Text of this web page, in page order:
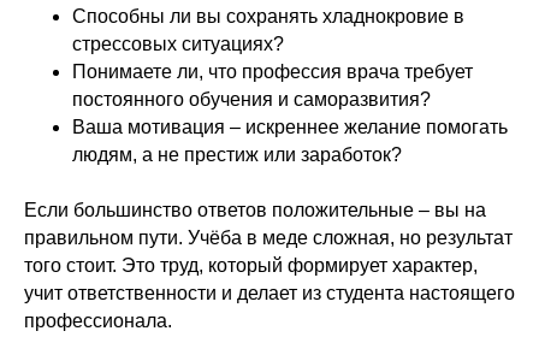
Способны ли вы сохранять хладнокровие в
стрессовых ситуациях?
Понимаете ли, что профессия врача требует
постоянного обучения и саморазвития?
Ваша мотивация – искреннее желание помогать
людям, а не престиж или заработок?
Если большинство ответов положительные – вы на
правильном пути. Учёба в меде сложная, но результат
того стоит. Это труд, который формирует характер,
учит ответственности и делает из студента настоящего
профессионала.